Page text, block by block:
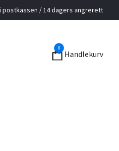
/ 14 dagers angrerett
0
Handlekurv